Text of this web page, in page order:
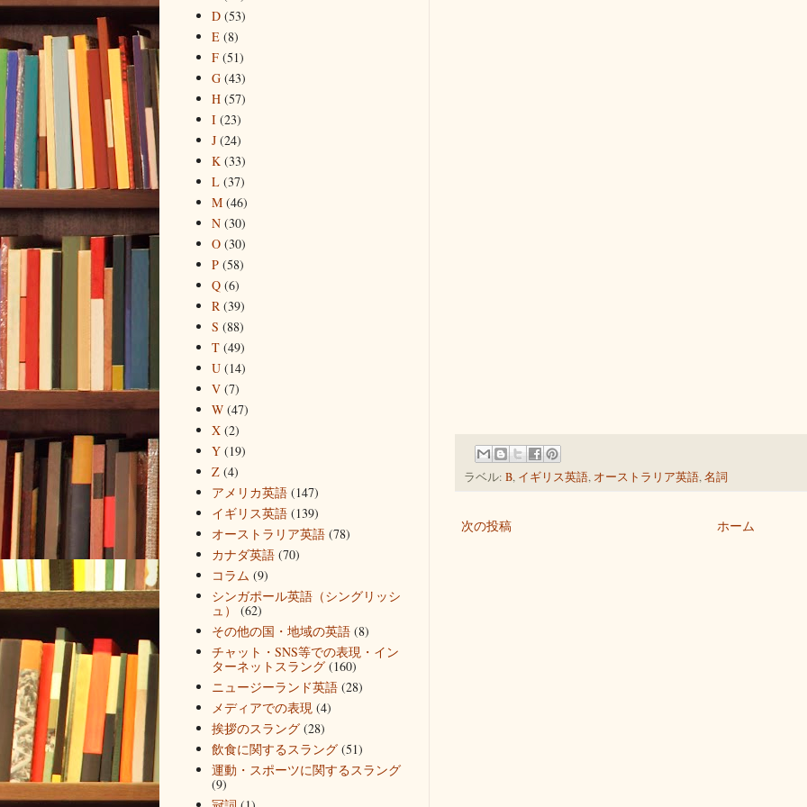
ラベル: B, イギリス英語, オーストラリア英語,名詞
次の投稿 ホーム
D (53)
E (8)
F (51)
G (43)
H (57)
I (23)
J (24)
K (33)
L (37)
M (46)
N (30)
O (30)
P (58)
Q (6)
R (39)
S (88)
T (49)
U (14)
V (7)
W (47)
X (2)
Y (19)
Z (4)
アメリカ英語 (147)
イギリス英語 (139)
オーストラリア英語 (78)
カナダ英語 (70)
コラム (9)
シンガポール英語（シングリッシ
ュ）
(62)
その他の国・地域の英語 (8)
チャット・SNS等での表現・イン
ターネットスラング (160)
ニュージーランド英語 (28)
メディアでの表現 (4)
挨拶のスラング (28)
飲食に関するスラング (51)
運動・スポーツに関するスラング
(9)